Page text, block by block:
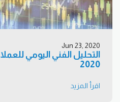
Jun 23, 2020
2020
اقرأ المزيد